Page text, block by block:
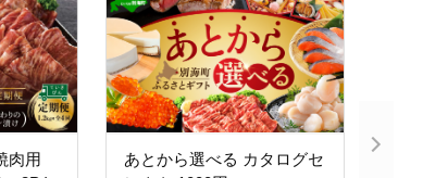
肉用
あとから選べる カタログセ